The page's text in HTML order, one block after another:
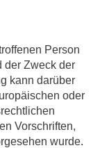
Person
der Zweck der
kann darüber
oder
Vorschriften,
wurde.